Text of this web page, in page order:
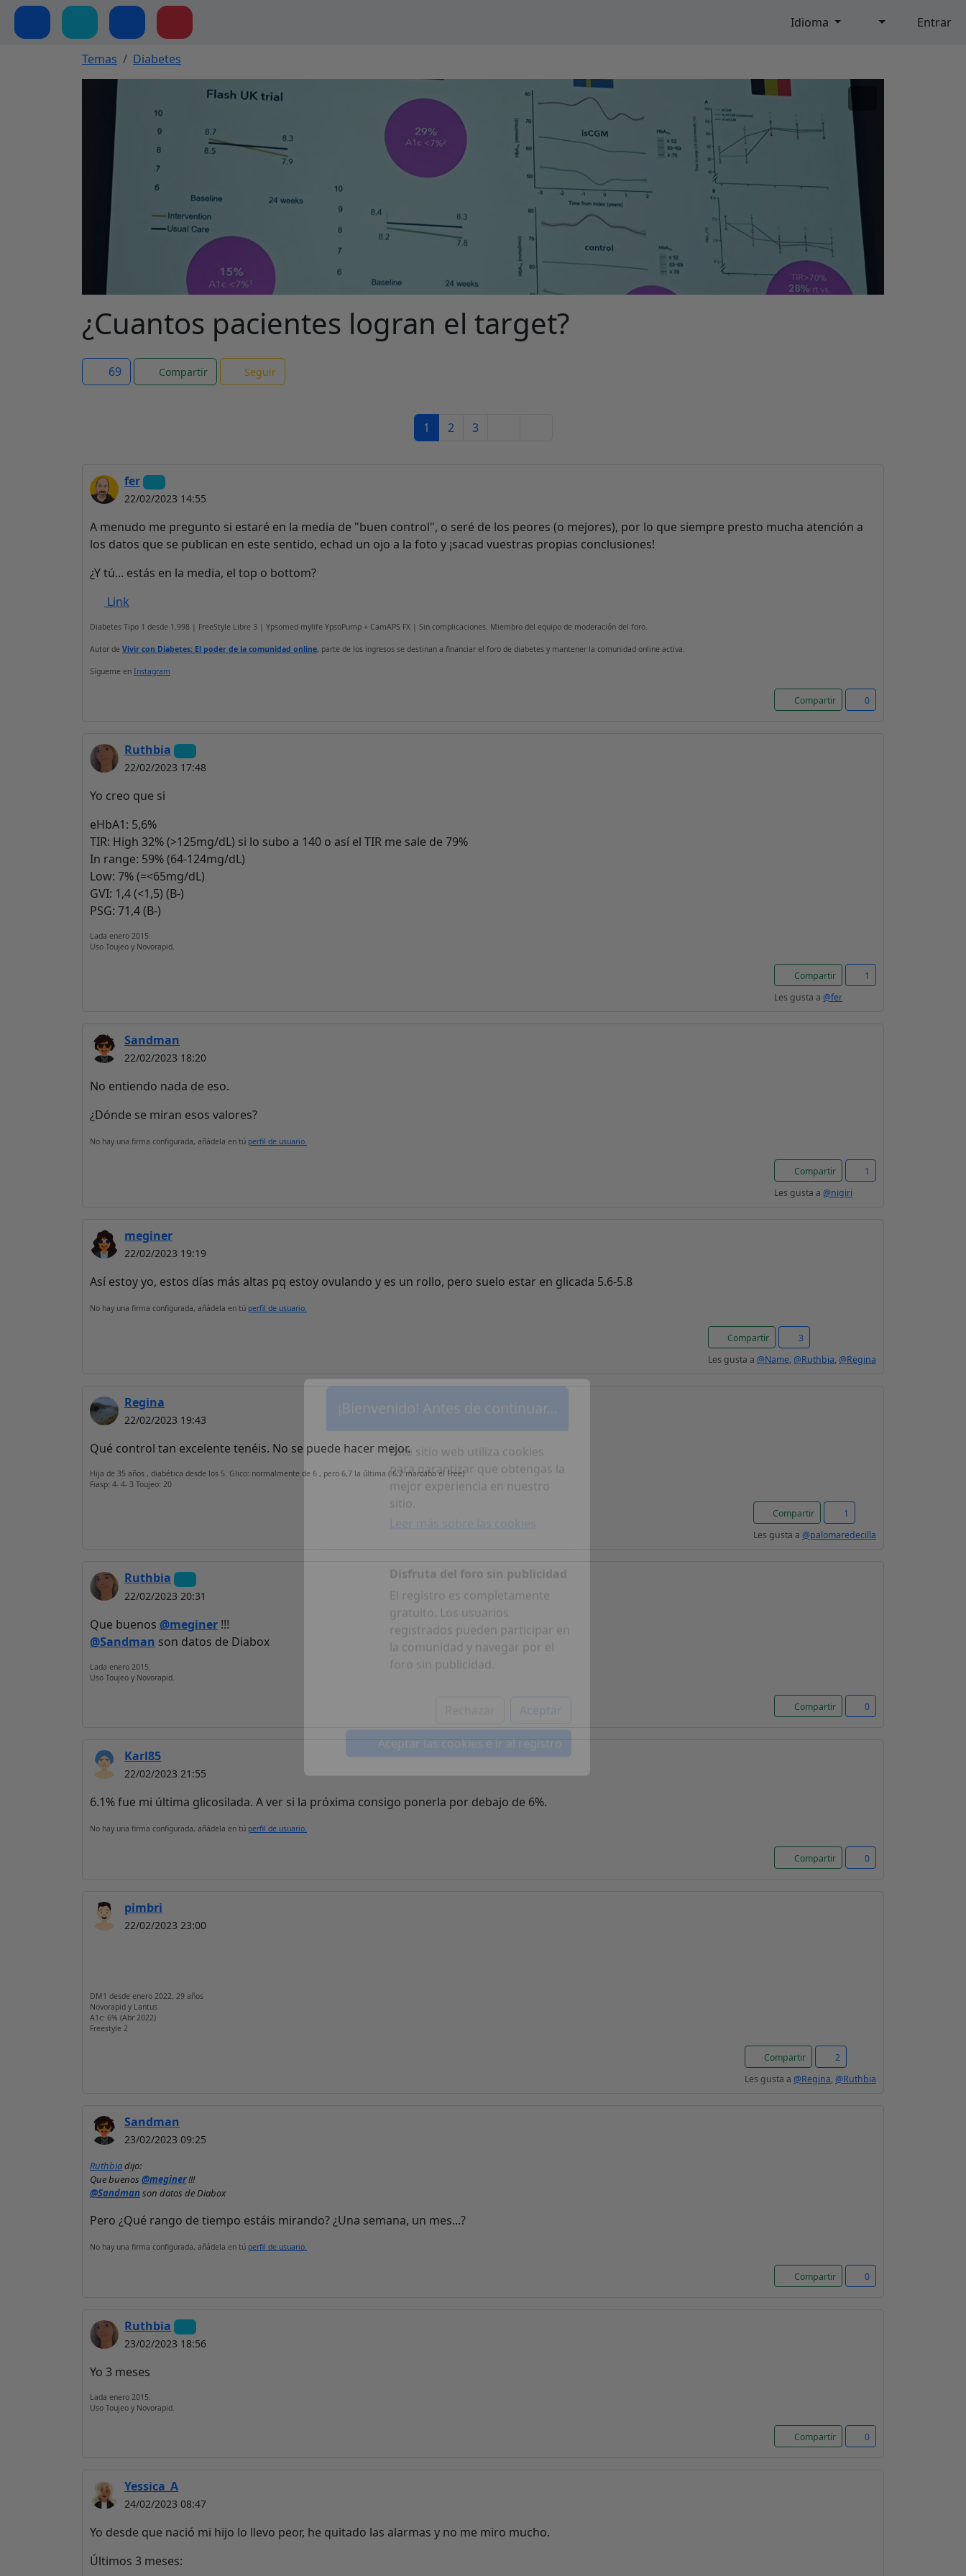
Idioma Entrar
Temas Diabetes
¿Cuantos pacientes logran el target?
69 Compartir Seguir
1 2 3
fer
22/02/2023 14:55
A menudo me pregunto si estaré en la media de "buen control", o seré de los peores (o mejores), por lo que siempre presto mucha atención a
los datos que se publican en este sentido, echad un ojo a la foto y ¡sacad vuestras propias conclusiones!
¿Y tú... estás en la media, el top o bottom?
Link
Diabetes Tipo 1 desde 1.998 | FreeStyle Libre 3 | Ypsomed mylife YpsoPump + CamAPS FX | Sin complicaciones. Miembro del equipo de moderación del foro.
Autor de Vivir con Diabetes: El poder de la comunidad online, parte de los ingresos se destinan a financiar el foro de diabetes y mantener la comunidad online activa.
Sígueme en Instagram
Compartir 0
Ruthbia
22/02/2023 17:48
Yo creo que si
eHbA1: 5,6%
TIR: High 32% (>125mg/dL) si lo subo a 140 o así el TIR me sale de 79%
In range: 59% (64-124mg/dL)
Low: 7% (=<65mg/dL)
GVI: 1,4 (<1,5) (B-)
PSG: 71,4 (B-)
Lada enero 2015.
Uso Toujeo y Novorapid.
Compartir
1
Les gusta a@fer
Sandman
22/02/2023 18:20
No entiendo nada de eso.
¿Dónde se miran esos valores?
No hay una firma configurada, añádela en tú perfil de usuario.
Compartir
1
Les gusta a@nigiri
meginer
22/02/2023 19:19
Así estoy yo, estos días más altas pq estoy ovulando y es un rollo, pero suelo estar en glicada 5.6-5.8
No hay una firma configurada, añádela en tú perfil de usuario.
Compartir
3
Les gusta a @Name, @Ruthbia, @Regina
Regina
22/02/2023 19:43
Qué control tan excelente tenéis. No se puede hacer mejor.
Hija de 35 años , diabética desde los 5. Glico: normalmente de 6 , pero 6,7 la última ( 6,2 marcaba el Free)
Fiasp: 4- 4- 3 Toujeo: 20
Compartir
1
Les gusta a @palomaredecilla
Ruthbia
22/02/2023 20:31
Que buenos @meginer !!!
@Sandman son datos de Diabox
Lada enero 2015.
Uso Toujeo y Novorapid.
Compartir 0
Karl85
22/02/2023 21:55
6.1% fue mi última glicosilada. A ver si la próxima consigo ponerla por debajo de 6%.
No hay una firma configurada, añádela en tú perfil de usuario.
Compartir 0
pimbri
22/02/2023 23:00
DM1 desde enero 2022, 29 años
Novorapid y Lantus
A1c: 6% (Abr 2022)
Freestyle 2
Compartir
2
Les gusta a @Regina, @Ruthbia
Sandman
23/02/2023 09:25
Ruthbiadijo:
Que buenos @meginer!!!
@Sandman son datos de Diabox
Pero ¿Qué rango de tiempo estáis mirando? ¿Una semana, un mes...?
No hay una firma configurada, añádela en tú perfil de usuario.
Compartir 0
Ruthbia
23/02/2023 18:56
Yo 3 meses
Lada enero 2015.
Uso Toujeo y Novorapid.
Compartir 0
Yessica_A
24/02/2023 08:47
Yo desde que nació mi hijo lo llevo peor, he quitado las alarmas y no me miro mucho.
Últimos 3 meses:
¡Bienvenido! Antes de continuar...
Este sitio web utiliza cookies
para garantizar que obtengas la
mejor experiencia en nuestro
Disfruta del foro sin publicidad
El registro es completamente
gratuito. Los usuarios
registrados pueden participar en
Rechazar Aceptar
Aceptar las cookies e ir al registro